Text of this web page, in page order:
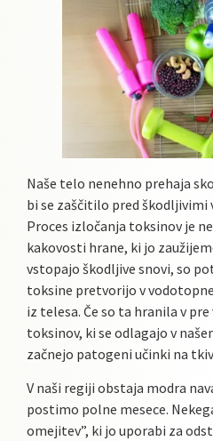
Naše telo nenehno prehaja
bi se zaščitilo pred škodljivimi
Proces izločanja toksinov je
kakovosti hrane, ki jo
vstopajo škodljive snovi, so
toksine pretvorijo v
iz telesa. Če so ta hranila v
toksinov, ki se odlagajo v
začnejo patogeni učinki na
V naši regiji obstaja modra
postimo polne mesece.
omejitev”, ki jo uporabi za